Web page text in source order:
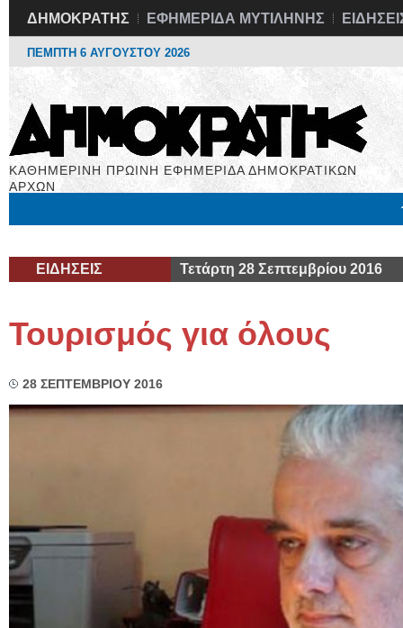
ΔΗΜΟΚΡΑΤΗΣ ΕΦΗΜΕΡΙΔΑ ΜΥΤΙΛΗΝΗΣ
ΠΕΜΠΤΗ 6 ΑΥΓΟΥΣΤΟΥ 2026
ΚΑΘΗΜΕΡΙΝΗ ΠΡΩΙΝΗ ΕΦΗΜΕΡΙΔΑ ΔΗΜΟΚΡΑΤΙΚΩΝ
ΑΡΧΩΝ
ΕΙΔΗΣΕΙΣ Τετάρτη 28 Σεπτεμβρίου 2016
Τουρισμός για όλους
28 ΣΕΠΤΕΜΒΡΙΟΥ 2016